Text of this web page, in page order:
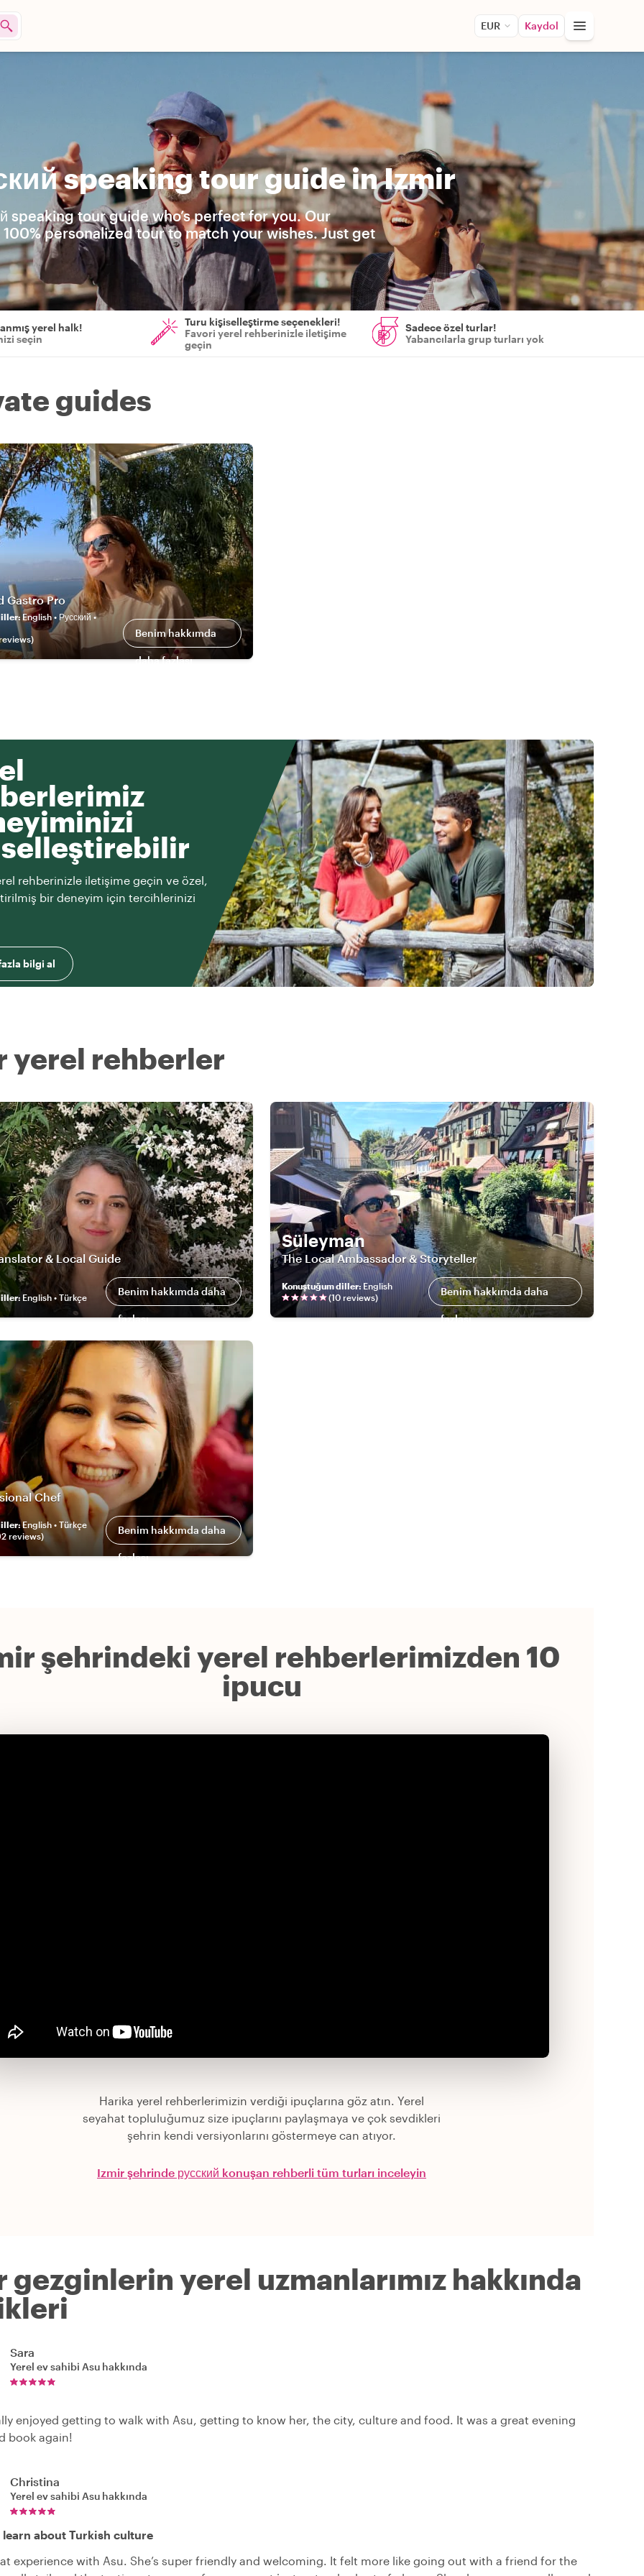
EUR Kaydol
speaking tour guide in Izmir
speaking tour guide who’s perfect for you. Our
personalized tour to match your wishes. Just get
yerel halk!
seçin
Turu kişiselleştirme seçenekleri!
Favori yerel rehberinizle iletişime
geçin
Sadece özel turlar!
Yabancılarla grup turları yok
guides
Gastro Pro
: English • Русский •
s) Benim hakkımda
daha fazlası
rehberinizle iletişime geçin ve özel,
bir deneyim için tercihlerinizi
bilgi al
yerel rehberler
& Local Guide
: English • Türkçe Benim hakkımda daha
fazlası
Süleyman
The Local Ambassador & Storyteller
Konuştuğum diller: English
(10 reviews) Benim hakkımda daha
fazlası
Chef
:English • Türkçe
reviews) Benim hakkımda daha
fazlası
şehrindeki yerel rehberlerimizden 10
ipucu
Harika yerel rehberlerimizin verdiği ipuçlarına göz atın. Yerel
seyahat topluluğumuz size ipuçlarını paylaşmaya ve çok sevdikleri
şehrin kendi versiyonlarını göstermeye can atıyor.
Izmir şehrinde русский konuşan rehberli tüm turları inceleyin
gezginlerin yerel uzmanlarımız hakkında
Sara
Yerel ev sahibi Asu hakkında
enjoyed getting to walk with Asu, getting to know her, the city, culture and food. It was a great evening
book again!
Christina
Yerel ev sahibi Asu hakkında
learn about Turkish culture
experience with Asu. She’s super friendly and welcoming. It felt more like going out with a friend for the